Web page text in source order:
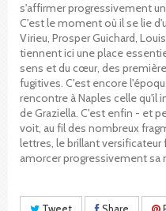
s'affirmer progressivement
C'est le moment où il se lie
Virieu, Prosper Guichard,
tiennent ici une place
sens et du cœur, des
fugitives. C'est encore
rencontre à Naples celle qu'il
de Graziella. C'est enfin - et
voit, au fil des nombreux
lettres, le brillant versificateur
amorcer progressivement